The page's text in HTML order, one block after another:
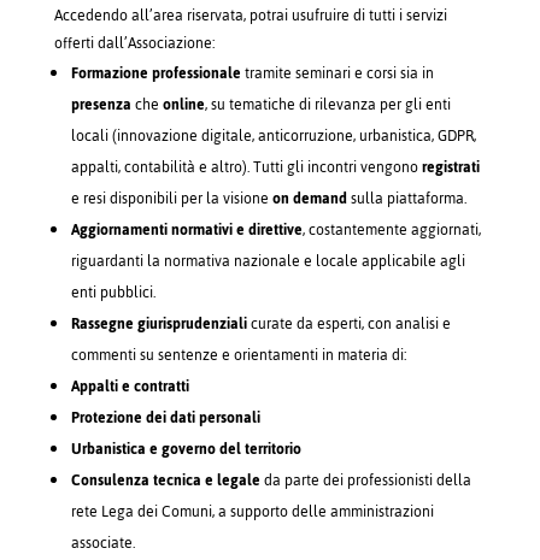
Accedendo all’area riservata, potrai usufruire di tutti i servizi
offerti dall’Associazione:
Formazione professionaletramite seminari e corsi sia in
presenzacheonline, su tematiche di rilevanza per gli enti
locali (innovazione digitale, anticorruzione, urbanistica, GDPR,
appalti, contabilità e altro). Tutti gli incontri vengonoregistrati
e resi disponibili per la visioneon demandsulla piattaforma.
Aggiornamenti normativi e direttive, costantemente aggiornati,
riguardanti la normativa nazionale e locale applicabile agli
enti pubblici.
Rassegne giurisprudenzialicurate da esperti, con analisi e
commenti su sentenze e orientamenti in materia di:
Appalti e contratti
Protezione dei dati personali
Urbanistica e governo del territorio
Consulenza tecnica e legaleda parte dei professionisti della
rete Lega dei Comuni, a supporto delle amministrazioni
associate.